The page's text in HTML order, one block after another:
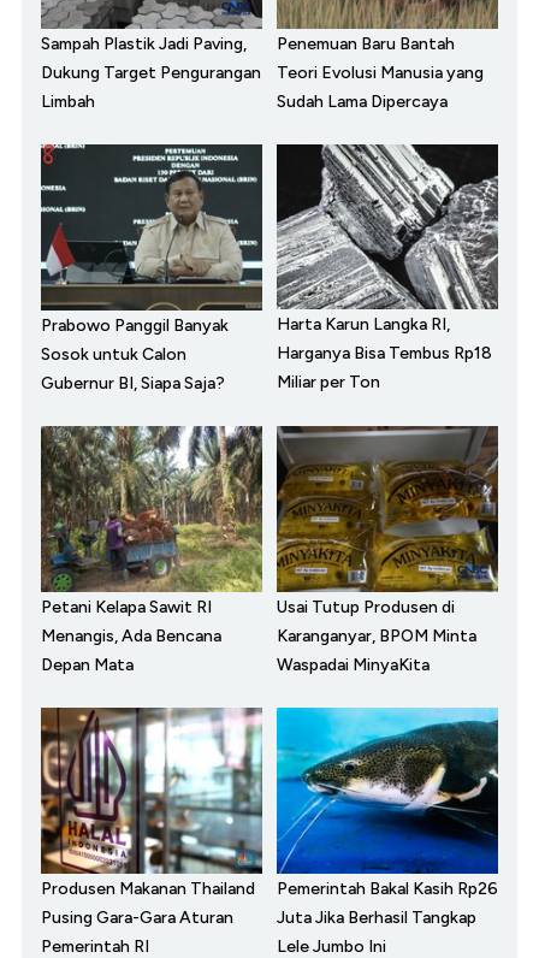
Sampah Plastik Jadi Paving,
Dukung Target Pengurangan
Limbah
Penemuan Baru Bantah
Teori Evolusi Manusia yang
Sudah Lama Dipercaya
Prabowo Panggil Banyak
Sosok untuk Calon
Gubernur BI, Siapa Saja?
Harta Karun Langka RI,
Harganya Bisa Tembus Rp18
Miliar per Ton
Petani Kelapa Sawit RI
Menangis, Ada Bencana
Depan Mata
Usai Tutup Produsen di
Karanganyar, BPOM Minta
Waspadai MinyaKita
Produsen Makanan Thailand
Pusing Gara-Gara Aturan
Pemerintah RI
Pemerintah Bakal Kasih Rp26
Juta Jika Berhasil Tangkap
Lele Jumbo Ini